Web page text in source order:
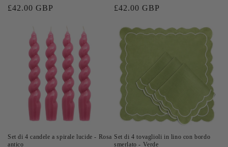
Prezzo
£42.00 GBP
Prezzo
listino
£42.00 GBP
Set di 4 candele a spirale lucide - Rosa
antico
Set di 4 tovaglioli in lino con bordo
smerlato - Verde